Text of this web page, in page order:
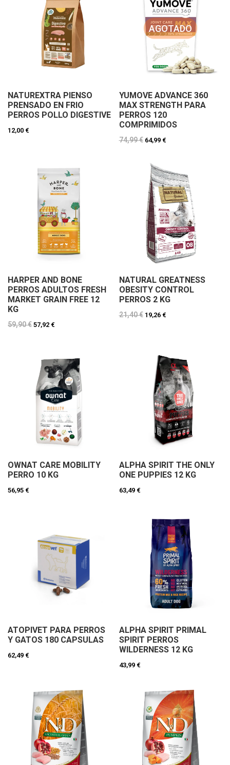
NATUREXTRA PIENSO
PRENSADO EN FRIO
PERROS POLLO DIGESTIVE
12,00 €
AGOTADO
YUMOVE ADVANCE 360
MAX STRENGTH PARA
PERROS 120
COMPRIMIDOS
74,99 € 64,99 €
HARPER AND BONE
PERROS ADULTOS FRESH
MARKET GRAIN FREE 12
KG
59,90 € 57,92 €
NATURAL GREATNESS
OBESITY CONTROL
PERROS 2 KG
21,40 € 19,26 €
OWNAT CARE MOBILITY
PERRO 10 KG
56,95 €
ALPHA SPIRIT THE ONLY
ONE PUPPIES 12 KG
63,49 €
ATOPIVET PARA PERROS
Y GATOS 180 CAPSULAS
62,49 €
ALPHA SPIRIT PRIMAL
SPIRIT PERROS
WILDERNESS 12 KG
43,99 €